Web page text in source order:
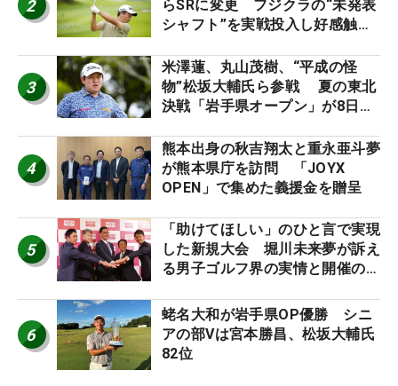
2
らSRに変更 フジクラの“未発表
シャフト”を実戦投入し好感触
ーのヒトネタ！】
3
米澤蓮、丸山茂樹、“平成の怪
物”松坂大輔氏ら参戦 夏の東北
決戦「岩手県オープン」が8日開
4
熊本出身の秋吉翔太と重永亜斗夢
が熊本県庁を訪問 「JOYX
OPEN」で集めた義援金を贈呈
5
「助けてほしい」のひと言で実現
した新規大会 堀川未来夢が訴え
る男子ゴルフ界の実情と開催の舞
6
蛯名大和が岩手県OP優勝 シニ
アの部Vは宮本勝昌、松坂大輔氏
82位